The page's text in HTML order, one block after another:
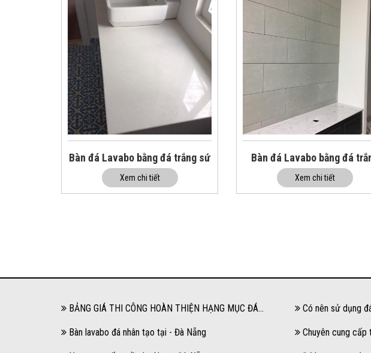
Bàn đá Lavabo bằng đá trắng sứ
Xem chi tiết
Bàn đá Lavabo bằng đá
nhân tạo
Xem chi tiết
BẢNG GIÁ THI CÔNG HOÀN THIỆN HẠNG MỤC ĐÁ
HOA CƯƠNG, ĐÁ GRANITE, ĐÁ MARBLE NĂM 2024
Bàn lavabo đá nhân tạo tại - Đà Nẵng
Có nên sử dụng
có đắt không?
Chuyên cung